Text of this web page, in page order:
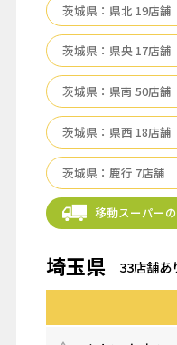
茨城県：県北 19店舗
茨城県：県央 17店舗
茨城県：県南 50店舗
茨城県：県西 18店舗
茨城県：鹿行 7店舗
移動スーパー
埼玉県 33店舗あ